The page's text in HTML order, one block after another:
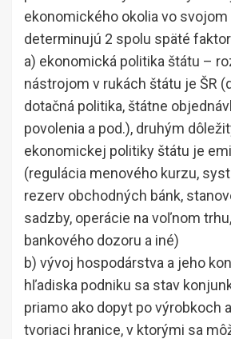
ekonomického okolia vo svojom
determinujú 2 spolu späté
a) ekonomická politika štátu –
nástrojom v rukách štátu je ŠR
dotačná politika, štátne
povolenia a pod.), druhým
ekonomickej politiky štátu je
(regulácia menového kurzu,
rezerv obchodných bánk,
sadzby, operácie na voľnom
bankového dozoru a iné)
b) vývoj hospodárstva a jeho
hľadiska podniku sa stav
priamo ako dopyt po výrobkoch
tvoriaci hranice, v ktorými sa